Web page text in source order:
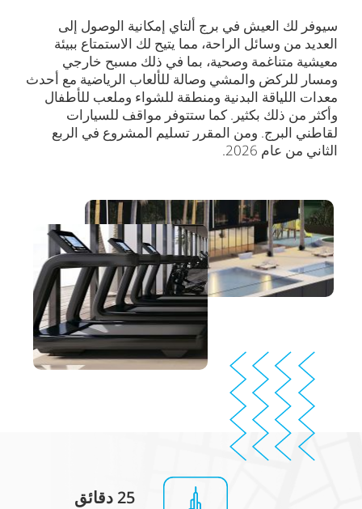
سيوفر لك العيش في برج ألتاي إمكانية الوصول إلى
العديد من وسائل الراحة، مما يتيح لك الاستمتاع ببيئة
معيشية متناغمة وصحية، بما في ذلك مسبح خارجي
ومسار للركض والمشي وصالة للألعاب الرياضية مع أحدث
معدات اللياقة البدنية ومنطقة للشواء وملعب للأطفال
وأكثر من ذلك بكثير. كما ستتوفر مواقف للسيارات
لقاطني البرج. ومن المقرر تسليم المشروع في الربع
الثاني من عام 2026.
25 دقائق